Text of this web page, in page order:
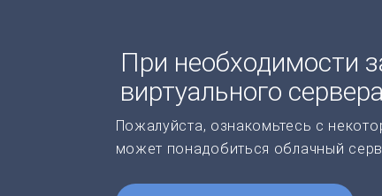
При необходимости
виртуального
Пожалуйста, ознакомьтесь с
может понадобиться облачный